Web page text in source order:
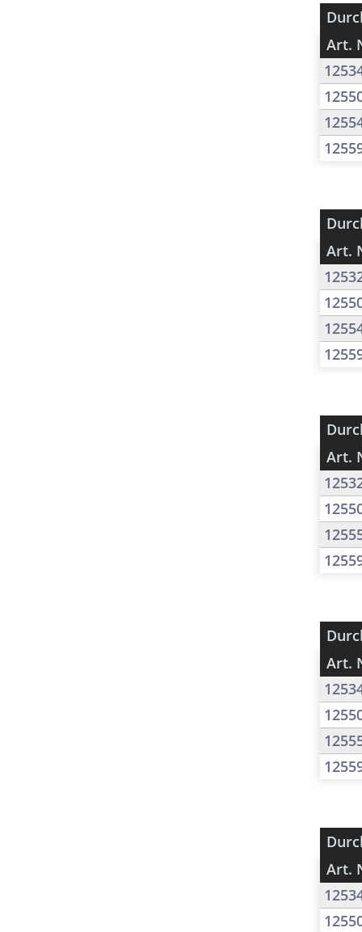
Art.
Art.
Art.
Art.
Art.